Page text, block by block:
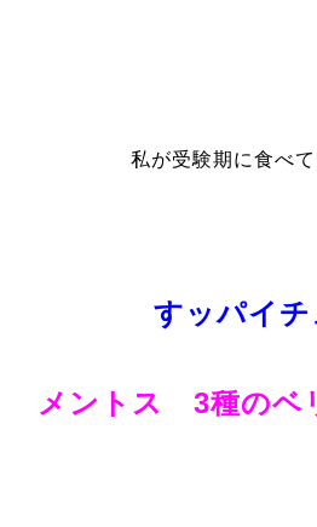
私が受験期に食べ
すッパイチ
メントス 3種のベ